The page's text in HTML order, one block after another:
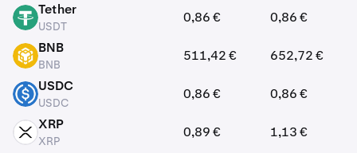
USDT Tether
USDT
0,86 € 0,86 €
BNB BNB
BNB
511,42 € 652,72 €
USDC USDC
USDC
0,86 € 0,86 €
XRP XRP
XRP
0,89 € 1,13 €